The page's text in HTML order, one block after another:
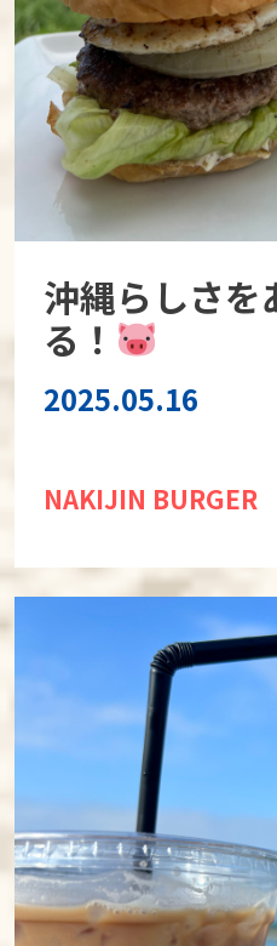
沖縄らしさを
る！
2025.05.16
NAKIJIN BURGER